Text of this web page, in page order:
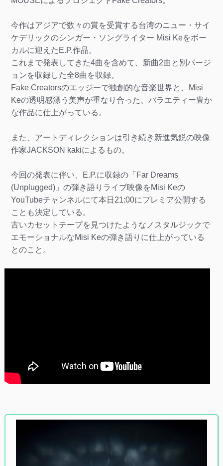
今作はアジアで数々の賞を受賞する台湾のニュー・サイ
ケデリックのシンガー・ソングライター Misi Keをボー
カルに迎えたE.P.作品。
これまで発表してきた4曲を含めて、新曲2曲と別バージ
ョンを収録した全8曲を収録。
Fake Creatorsのエッジーで独創的な音楽世界と、Misi
Keの透明感漂う美声が重なり合った、バラエティー豊か
な作品に仕上がっている。
また、アートディレクションは引き続き新進気鋭の映像
作家JACKSON kakiによるもの。
今回の発表に伴い、E.P.に収録の「Far Dreams
(Unplugged)」の弾き語りライブ映像をMisi Keの
YouTubeチャンネルにて本日21:00にプレミア公開する
ことも決定している。
古いカセットテープを見つけたようなノスタルジックで
エモーショナルなMisi Keの弾き語りに仕上がっている
とのこと。